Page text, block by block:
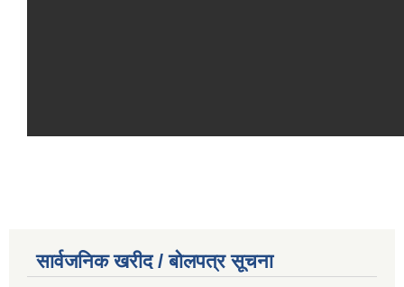
सार्वजनिक खरीद / बोलपत्र सूचना